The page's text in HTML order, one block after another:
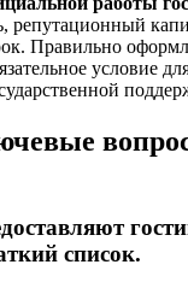
репутационный
Правильно
условие
список.